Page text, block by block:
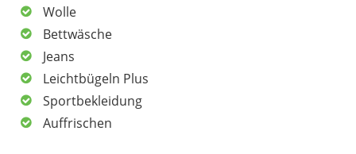
Wolle
Bettwäsche
Jeans
Leichtbügeln Plus
Sportbekleidung
Auffrischen